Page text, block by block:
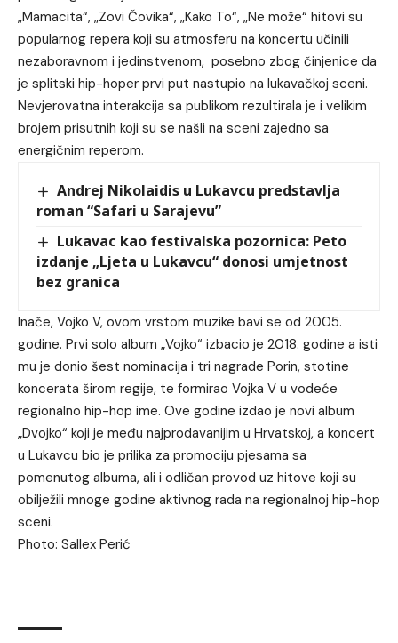
„Mamacita“, „Zovi Čovika“, „Kako To“, „Ne može“ hitovi su
popularnog repera koji su atmosferu na koncertu učinili
nezaboravnom i jedinstvenom, posebno zbog činjenice da
je splitski hip-hoper prvi put nastupio na lukavačkoj sceni.
Nevjerovatna interakcija sa publikom rezultirala je i velikim
brojem prisutnih koji su se našli na sceni zajedno sa
energičnim reperom.
Andrej Nikolaidis u Lukavcu predstavlja
roman “Safari u Sarajevu”
Lukavac kao festivalska pozornica: Peto
izdanje „Ljeta u Lukavcu“ donosi umjetnost
bez granica
Inače, Vojko V, ovom vrstom muzike bavi se od 2005.
godine. Prvi solo album „Vojko“ izbacio je 2018. godine a isti
mu je donio šest nominacija i tri nagrade Porin, stotine
koncerata širom regije, te formirao Vojka V u vodeće
regionalno hip-hop ime. Ove godine izdao je novi album
„Dvojko“ koji je među najprodavanijim u Hrvatskoj, a koncert
u Lukavcu bio je prilika za promociju pjesama sa
pomenutog albuma, ali i odličan provod uz hitove koji su
obilježili mnoge godine aktivnog rada na regionalnoj hip-hop
sceni.
Photo: Sallex Perić